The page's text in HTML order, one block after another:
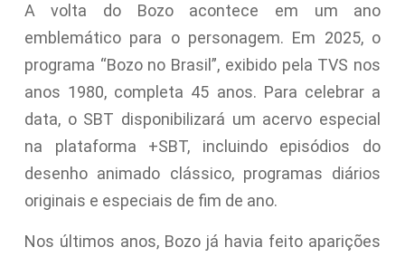
A volta do Bozo acontece em um ano
emblemático para o personagem. Em 2025, o
programa “Bozo no Brasil”, exibido pela TVS nos
anos 1980, completa 45 anos. Para celebrar a
data, o SBT disponibilizará um acervo especial
na plataforma +SBT, incluindo episódios do
desenho animado clássico, programas diários
originais e especiais de fim de ano.
Nos últimos anos, Bozo já havia feito aparições